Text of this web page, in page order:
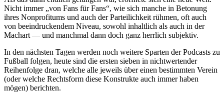
Nicht immer „von Fans für Fans“, wie sich manche in Betonung
ihres Nonprofitums und auch der Parteilichkeit rühmen, oft auch
von beeindruckendem Niveau, sowohl inhaltlich als auch in der
Machart — und manchmal dann doch ganz herrlich subjektiv.
In den nächsten Tagen werden noch weitere Sparten der Podcasts zu
Fußball folgen, heute sind die ersten sieben in nichtwertender
Reihenfolge dran, welche alle jeweils über einen bestimmten Verein
(oder welche Rechtsform diese Konstrukte auch immer haben
mögen) berichten.